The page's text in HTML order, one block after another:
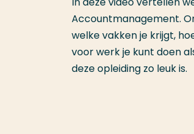
Accountmanagement.
welke vakken je krijgt,
voor werk je kunt doen
deze opleiding zo leuk is.